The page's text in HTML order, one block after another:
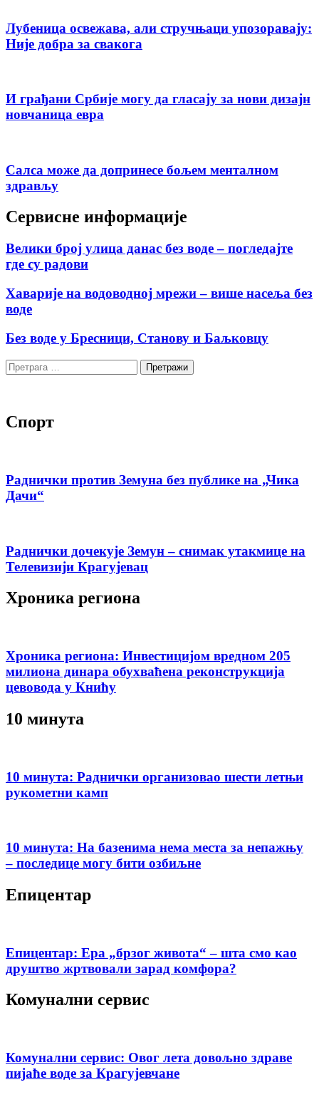
Лубеница освежава, али стручњаци упозоравају:
Није добра за свакога
И грађани Србије могу да гласају за нови дизајн
новчаница евра
Салса може да допринесе бољем менталном
здрављу
Сервисне информације
Велики број улица данас без воде – погледајте
где су радови
Хаварије на водоводној мрежи – више насеља без
воде
Без воде у Бресници, Станову и Баљковцу
Претрага
за:
Спорт
Раднички против Земуна без публике на „Чика
Дачи“
Раднички дочекује Земун – снимак утакмице на
Телевизији Крагујевац
Хроника региона
Хроника региона: Инвестицијом вредном 205
милиона динара обухваћена реконструкција
цевовода у Книћу
10 минута
10 минута: Раднички организовао шести летњи
рукометни камп
10 минута: На базенима нема места за непажњу
– последице могу бити озбиљне
Епицентар
Епицентар: Ера „брзог живота“ – шта смо као
друштво жртвовали зарад комфора?
Комунални сервис
Комунални сервис: Овог лета довољно здраве
пијаће воде за Крагујевчане